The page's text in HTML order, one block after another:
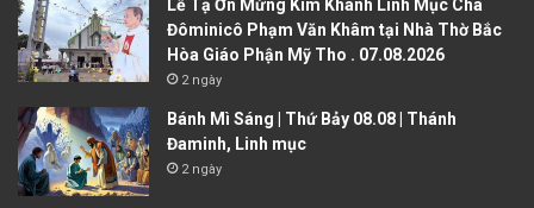
Lễ Tạ Ơn Mừng Kim Khánh Linh Mục Cha
Đôminicô Phạm Văn Khâm tại Nhà Thờ Bắc
Hòa Giáo Phận Mỹ Tho . 07.08.2026
2 ngày
Bánh Mì Sáng | Thứ Bảy 08.08 | Thánh
Đaminh, Linh mục
2 ngày